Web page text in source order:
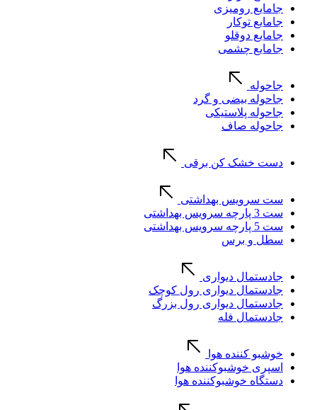
جامایع رومیزی
جامایع توکار
جامایع دوقلو
جامایع چشمی
جاحوله
جاحوله بیضی و گرد
جاحوله پلاستیکی
جاحوله صاف
دست خشک کن برقی
ست سرویس بهداشتی
ست 3 پارچه سرویس بهداشتی
ست 5 پارچه سرویس بهداشتی
سطل و برس
جادستمال دیواری
جادستمال دیواری رول کوچک
جادستمال دیواری رول بزرگ
جادستمال فله
خوشبو کننده هوا
اسپری خوشبوکننده هوا
دستگاه خوشبوکننده هوا